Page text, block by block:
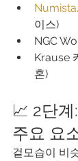
이스)
NGC
Krause
혼)
📈 2단
주요 요
겉모습이 비